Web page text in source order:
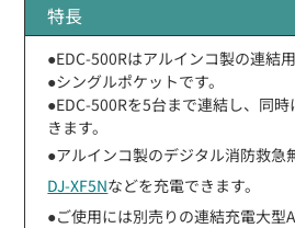
特長
●EDC-500Rはアルインコ製の連結
●シングルポケットです。
●EDC-500Rを5台まで連結し、同
きます。
●アルインコ製のデジタル消防救急
DJ-XF5Nなどを充電できます。
●ご使用には別売りの連結充電大型